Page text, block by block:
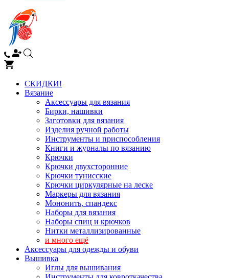
СКИДКИ!
Вязание
Аксессуары для вязания
Бирки, нашивки
Заготовки для вязания
Изделия ручной работы
Инструменты и приспособления
Книги и журналы по вязанию
Крючки
Крючки двухсторонние
Крючки тунисские
Крючки циркулярные на леске
Маркеры для вязания
Мононить, спандекс
Наборы для вязания
Наборы спиц и крючков
Нитки металлизированные
и много ещё
Аксессуары для одежды и обуви
Вышивка
Иглы для вышивания